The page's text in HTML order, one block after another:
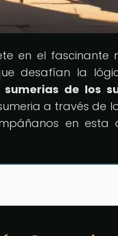
en el fascinante
desafían la
de los
a través de
en esta